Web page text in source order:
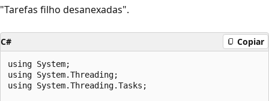
"Tarefas filho desanexadas".
C# Copiar
using System;
using System.Threading;
using System.Threading.Tasks;